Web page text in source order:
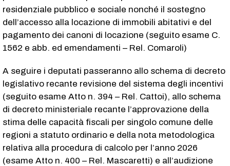
residenziale pubblico e sociale nonché il sostegno
dell’accesso alla locazione di immobili abitativi e del
pagamento dei canoni di locazione (seguito esame C.
1562​ e abb. ed emendamenti – Rel. Comaroli)
A seguire i deputati passeranno allo schema di decreto
legislativo recante revisione del sistema degli incentivi
(seguito esame Atto n. 394 – Rel. Cattoi), allo schema
di decreto ministeriale recante l’approvazione della
stima delle capacità fiscali per singolo comune delle
regioni a statuto ordinario e della nota metodologica
relativa alla procedura di calcolo per l’anno 2026
(esame Atto n. 400 – Rel. Mascaretti) e all’audizione